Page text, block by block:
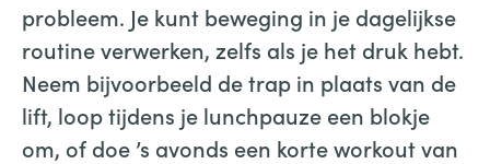
probleem. Je kunt beweging in je dagelijkse
routine verwerken, zelfs als je het druk hebt.
Neem bijvoorbeeld de trap in plaats van de
lift, loop tijdens je lunchpauze een blokje
om, of doe ’s avonds een korte workout van